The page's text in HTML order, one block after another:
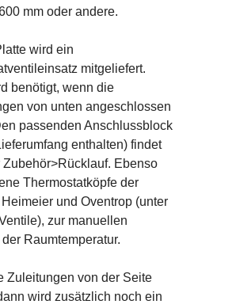
mm oder andere.
wird ein
mitgeliefert.
benötigt, wenn die
von unten angeschlossen
passenden Anschlussblock
enthalten) findet
Zubehör>Rücklauf. Ebenso
Thermostatköpfe der
und Oventrop (unter
zur manuellen
Raumtemperatur.
Zuleitungen von der Seite
wird zusätzlich noch ein